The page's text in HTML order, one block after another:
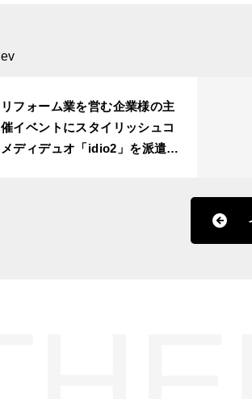
リフォーム業を営む企業様の主
催イベントにスタイリッシュコ
メディデュオ「idio2」を派遣！